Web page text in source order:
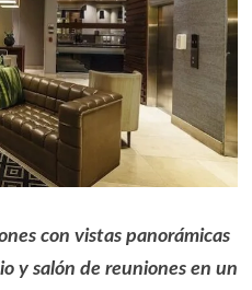
con vistas panorámicas
y salón de reuniones en un